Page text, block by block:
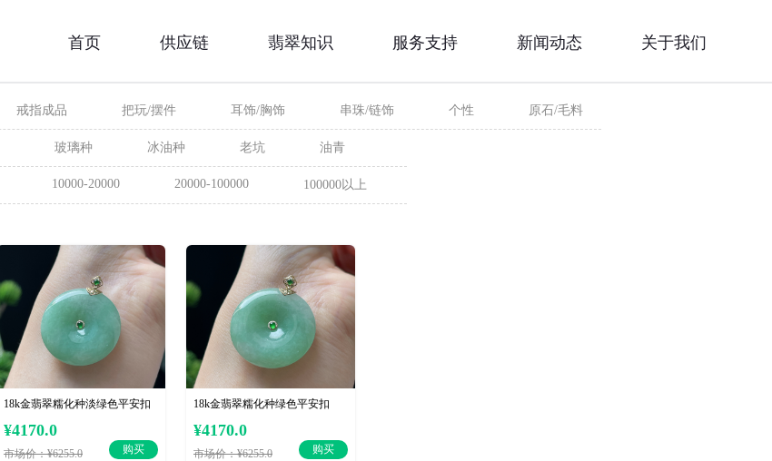
首页 供应链 翡翠知识 服务支持 新闻动态 关于我们
戒指成品 把玩/摆件 耳饰/胸饰 串珠/链饰 个性 原石/毛料
玻璃种 冰油种 老坑 油青
10000-20000 20000-100000 100000以上
18k金翡翠糯化种淡绿色平安扣
¥4170.0
市场价：¥6255.0 购买
18k金翡翠糯化种绿色平安扣
¥4170.0
市场价：¥6255.0 购买